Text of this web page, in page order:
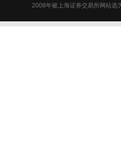
2008年被上海证券交易所网站选